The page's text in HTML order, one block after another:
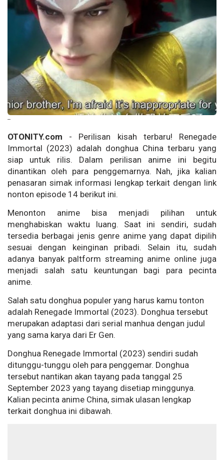
--
OTONITY.com - Perilisan kisah terbaru! Renegade
Immortal (2023) adalah donghua China terbaru yang
siap untuk rilis. Dalam perilisan anime ini begitu
dinantikan oleh para penggemarnya. Nah, jika kalian
penasaran simak informasi lengkap terkait dengan link
nonton episode 14 berikut ini.
Menonton anime bisa menjadi pilihan untuk
menghabiskan waktu luang. Saat ini sendiri, sudah
tersedia berbagai jenis genre anime yang dapat dipilih
sesuai dengan keinginan pribadi. Selain itu, sudah
adanya banyak paltform streaming anime online juga
menjadi salah satu keuntungan bagi para pecinta
anime.
Salah satu donghua populer yang harus kamu tonton
adalah Renegade Immortal (2023). Donghua tersebut
merupakan adaptasi dari serial manhua dengan judul
yang sama karya dari Er Gen.
Donghua Renegade Immortal (2023) sendiri sudah
ditunggu-tunggu oleh para penggemar. Donghua
tersebut nantikan akan tayang pada tanggal 25
September 2023 yang tayang disetiap minggunya.
Kalian pecinta anime China, simak ulasan lengkap
terkait donghua ini dibawah.